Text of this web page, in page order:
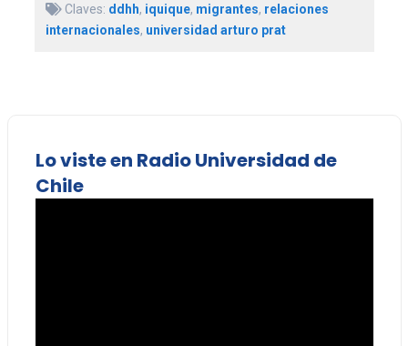
Claves: ddhh, iquique, migrantes, relaciones
internacionales, universidad arturo prat
Lo viste en Radio Universidad de
Chile